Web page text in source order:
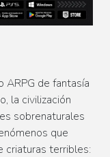
ARPG de fantasía
la civilización
sobrenaturales
que
criaturas terribles: